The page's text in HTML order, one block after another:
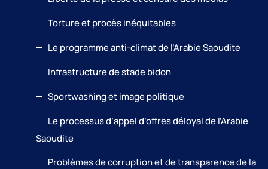
Torture et procès inéquitables
Le programme anti-climat de l’Arabie Saoudite
Infrastructure de stade bidon
Sportwashing et image politique
Le processus d’appel d’offres déloyal de l’Arabie
Saoudite
Problèmes de corruption et de transparence de la